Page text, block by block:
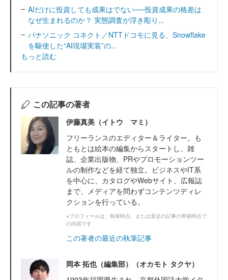
AIだけに投資しても成果はでない──投資成果の格差は
なぜ生まれるのか？ 実態調査が浮き彫り...
パナソニック コネクト／NTTドコモに見る、Snowflake
を駆使した“AI現場実装”の...
もっと読む
この記事の著者
伊藤真美（イトウ マミ）
フリーランスのエディター＆ライター。も
ともとは絵本の編集からスタートし、雑
誌、企業出版物、PRやプロモーションツー
ルの制作などを経て独立。ビジネスやIT系
を中心に、カタログやWebサイト、広報誌
まで、メディアを問わずコンテンツディレ
クションを行っている。
※プロフィールは、執筆時点、または直近の記事の寄稿時点で
の内容です
この著者の最近の執筆記事
岡本 拓也（編集部）（オカモト タクヤ）